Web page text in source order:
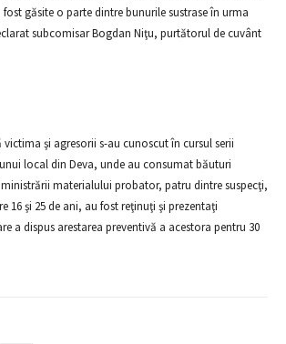
găsite o parte dintre bunurile sustrase în urma
subcomisar Bogdan Niţu, purtătorul de cuvânt
şi agresorii s-au cunoscut în cursul serii
local din Deva, unde au consumat băuturi
materialului probator, patru dintre suspecţi,
16 şi 25 de ani, au fost reţinuţi şi prezentaţi
a dispus arestarea preventivă a acestora pentru 30